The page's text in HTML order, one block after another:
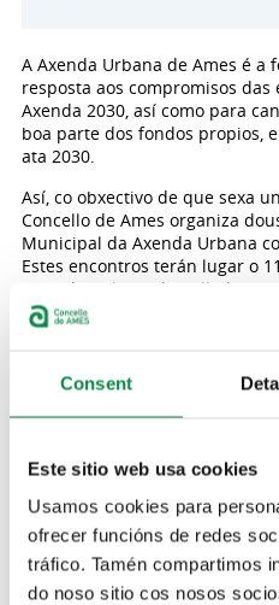
Consent
Este sitio web usa cookies
Usamos cookies para
ofrecer funcións de redes
tráfico. Tamén compartimos
do noso sitio cos nosos
A Axenda Urbana de Ames é
resposta aos compromisos das
Axenda 2030, así como para
boa parte dos fondos propios,
ata 2030.
Así, co obxectivo de que sexa
Concello de Ames organiza
Municipal da Axenda Urbana
Estes encontros terán lugar o
Casa da Cultura do Milladoiro;
na Casa da Cultura de
encontros é necesario cubrir
O obxectivo destes foros
entre as distintas entidades e
accións máis prioritarias que
Para resolver calquera dúbida
Carlos Carreja Iglesias, técnico
no enderezo
teléfono 659 06 13 76.